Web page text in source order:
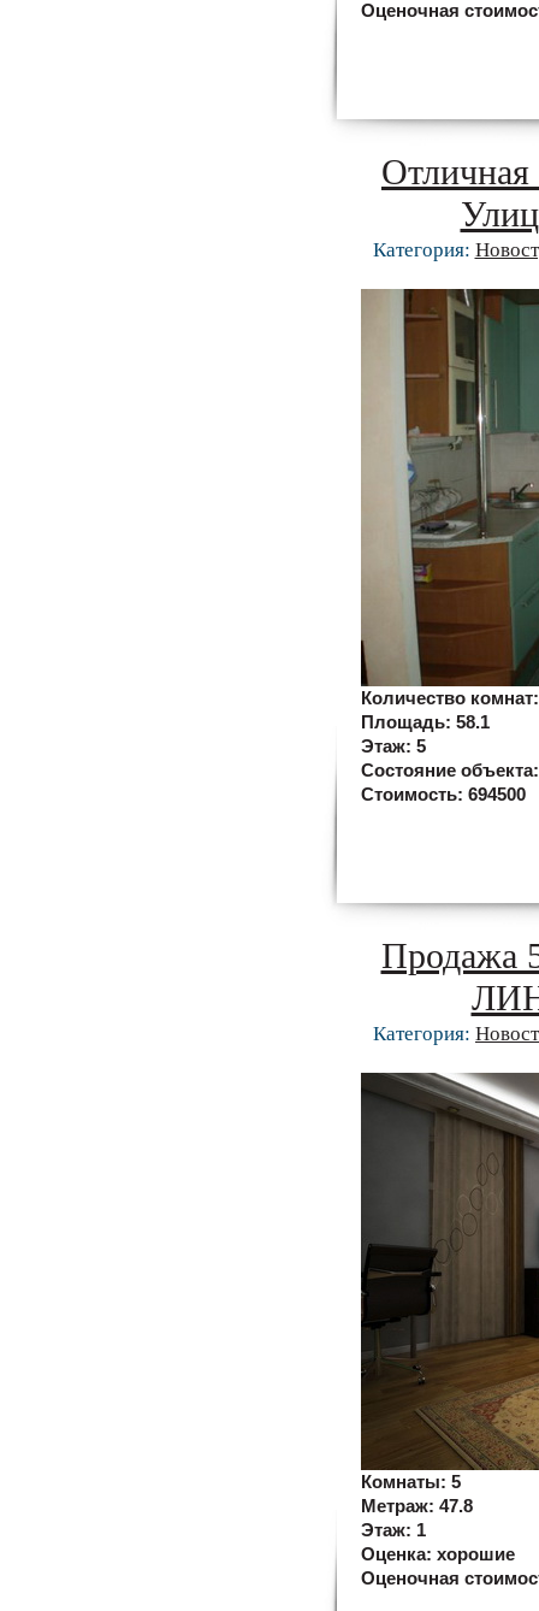
Оценочная
Отличная
Категория:
Количество
Площадь: 58.1
Этаж: 5
Состояние
Стоимость: 694500
Продажа
Категория:
Комнаты: 5
Метраж: 47.8
Этаж: 1
Оценка: хорошие
Оценочная